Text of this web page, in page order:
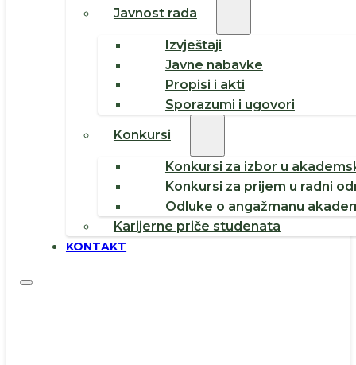
Javnost rada
Izvještaji
Javne nabavke
Propisi i akti
Sporazumi i ugovori
Konkursi
Konkursi za izbor u
Konkursi za prijem u radni
Odluke o angažmanu
Karijerne priče studenata
KONTAKT